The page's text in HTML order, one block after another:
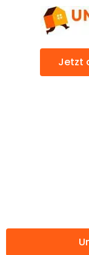
Jetzt